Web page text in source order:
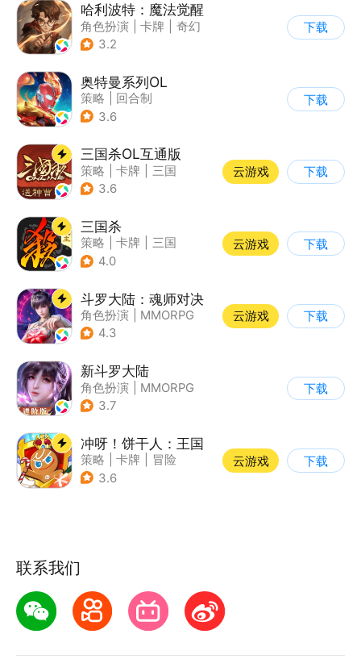
哈利波特：魔法觉醒
角色扮演 卡牌
奇幻
| 哈利波特
3.2
下载
奥特曼系列OL
策略
回合制
| 动漫改编
3.6
下载
三国杀OL互通版
策略 卡牌
三国
| 三国杀
3.6
云游戏 下载
三国杀
策略 卡牌
三国
| 三国杀
4.0
云游戏 下载
斗罗大陆：魂师对决
角色扮演
MMORPG
| 奇幻
4.3
云游戏 下载
新斗罗大陆
角色扮演
MMORPG
| 奇幻
3.7
下载
冲呀！饼干人：王国
策略 卡牌
冒险
| 卡通
3.6
云游戏 下载
联系我们